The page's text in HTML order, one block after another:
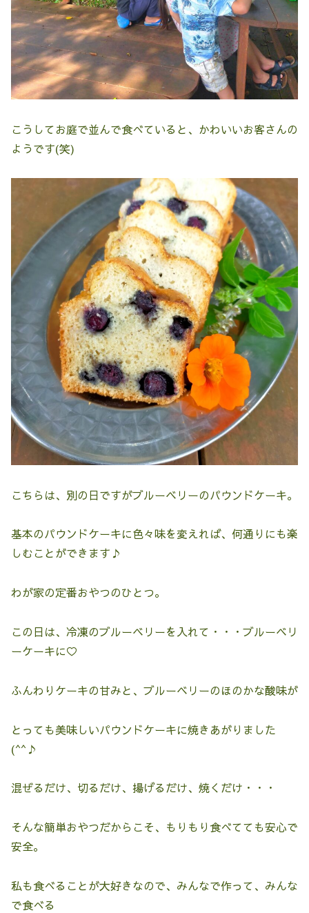
こうしてお庭で並んで食べていると、かわいいお客さんの
ようです(笑)
こちらは、別の日ですがブルーベリーのパウンドケーキ。
基本のパウンドケーキに色々味を変えれば、何通りにも楽
しむことができます♪
わが家の定番おやつのひとつ。
この日は、冷凍のブルーベリーを入れて・・・ブルーベリ
ーケーキに♡
ふんわりケーキの甘みと、ブルーベリーのほのかな酸味が
とっても美味しいパウンドケーキに焼きあがりました
(^^♪
混ぜるだけ、切るだけ、揚げるだけ、焼くだけ・・・
そんな簡単おやつだからこそ、もりもり食べてても安心で
安全。
私も食べることが大好きなので、みんなで作って、みんな
で食べる